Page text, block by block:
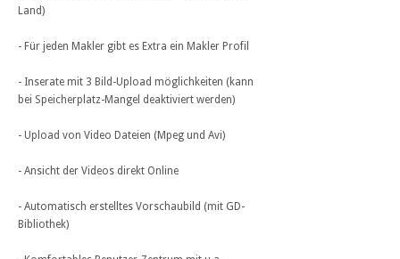
Land)
- Für jeden Makler gibt es Extra ein Makler Profil
- Inserate mit 3 Bild-Upload möglichkeiten (kann
bei Speicherplatz-Mangel deaktiviert werden)
- Upload von Video Dateien (Mpeg und Avi)
- Ansicht der Videos direkt Online
- Automatisch erstelltes Vorschaubild (mit GD-
Bibliothek)